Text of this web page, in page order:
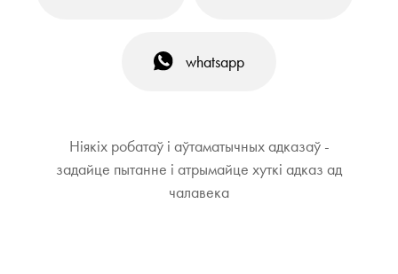
whatsapp
Ніякіх робатаў і аўтаматычных адказаў -
задайце пытанне і атрымайце хуткі адказ ад
чалавека